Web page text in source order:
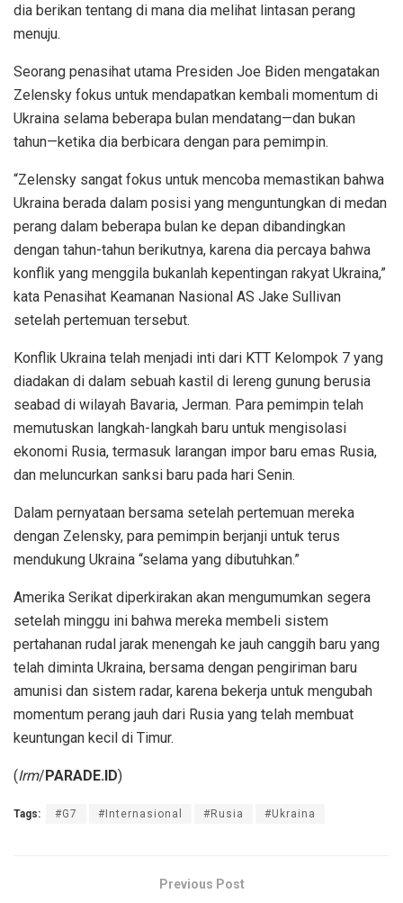
dia berikan tentang di mana dia melihat lintasan perang
menuju.
Seorang penasihat utama Presiden Joe Biden mengatakan
Zelensky fokus untuk mendapatkan kembali momentum di
Ukraina selama beberapa bulan mendatang—dan bukan
tahun—ketika dia berbicara dengan para pemimpin.
“Zelensky sangat fokus untuk mencoba memastikan bahwa
Ukraina berada dalam posisi yang menguntungkan di medan
perang dalam beberapa bulan ke depan dibandingkan
dengan tahun-tahun berikutnya, karena dia percaya bahwa
konflik yang menggila bukanlah kepentingan rakyat Ukraina,”
kata Penasihat Keamanan Nasional AS Jake Sullivan
setelah pertemuan tersebut.
Konflik Ukraina telah menjadi inti dari KTT Kelompok 7 yang
diadakan di dalam sebuah kastil di lereng gunung berusia
seabad di wilayah Bavaria, Jerman. Para pemimpin telah
memutuskan langkah-langkah baru untuk mengisolasi
ekonomi Rusia, termasuk larangan impor baru emas Rusia,
dan meluncurkan sanksi baru pada hari Senin.
Dalam pernyataan bersama setelah pertemuan mereka
dengan Zelensky, para pemimpin berjanji untuk terus
mendukung Ukraina “selama yang dibutuhkan.”
Amerika Serikat diperkirakan akan mengumumkan segera
setelah minggu ini bahwa mereka membeli sistem
pertahanan rudal jarak menengah ke jauh canggih baru yang
telah diminta Ukraina, bersama dengan pengiriman baru
amunisi dan sistem radar, karena bekerja untuk mengubah
momentum perang jauh dari Rusia yang telah membuat
keuntungan kecil di Timur.
(Irm/PARADE.ID)
Tags: #G7 #Internasional #Rusia #Ukraina
Previous Post